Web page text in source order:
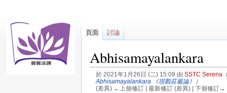
Abhisamayalankara
於 2021年1月26日 (二) 15:09 由 SSTC Serena
Abhisamayalankara 《現觀莊嚴論》
）
(差異) ←上個修訂 | 最新修訂 (差異) | 下個修訂→
頁面 討論